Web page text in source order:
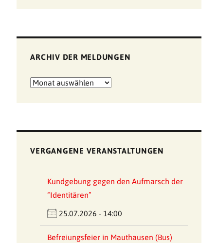
ARCHIV DER MELDUNGEN
Archiv
VERGANGENE VERANSTALTUNGEN
Kundgebung gegen den Aufmarsch der
“Identitären”
25.07.2026 - 14:00
Befreiungsfeier in Mauthausen (Bus)